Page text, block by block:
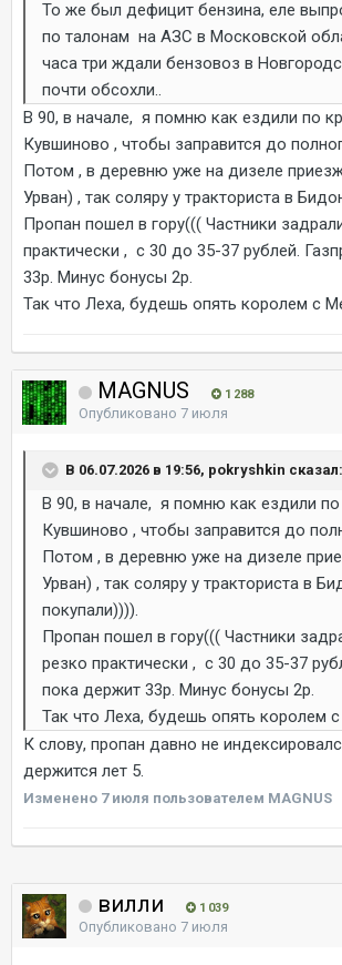
То же был дефицит бензина, еле
по талонам на АЗС в Московской
часа три ждали бензовоз в
почти обсохли..
В 90, в начале, я помню как ездили по
Кувшиново , чтобы заправится до
Потом , в деревню уже на дизеле
Урван) , так соляру у тракториста в
Пропан пошел в гору((( Частники
практически , с 30 до 35-37 рублей.
33р. Минус бонусы 2р.
Так что Леха, будешь опять королем с
MAGNUS 1 288
Опубликовано 7 июля
В 06.07.2026 в 19:56, pokryshkin сказал:
В 90, в начале, я помню как ездили по
Кувшиново , чтобы заправится до
Потом , в деревню уже на дизеле
Урван) , так соляру у тракториста в
покупали)))).
Пропан пошел в гору((( Частники
резко практически , с 30 до 35-37
пока держит 33р. Минус бонусы 2р.
Так что Леха, будешь опять королем
К слову, пропан давно не
держится лет 5.
Изменено 7 июля пользователем MAGNUS
вилли 1 039
Опубликовано 7 июля